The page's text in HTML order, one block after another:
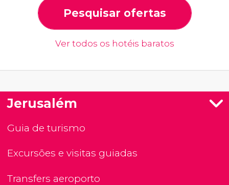
Pesquisar ofertas
Ver todos os hotéis baratos
Jerusalém
Guia de turismo
Excursões e visitas guiadas
Transfers aeroporto